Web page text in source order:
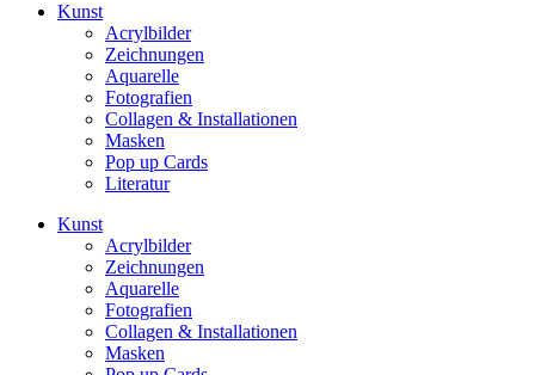
Kunst
Acrylbilder
Zeichnungen
Aquarelle
Fotografien
Collagen & Installationen
Masken
Pop up Cards
Literatur
Kunst
Acrylbilder
Zeichnungen
Aquarelle
Fotografien
Collagen & Installationen
Masken